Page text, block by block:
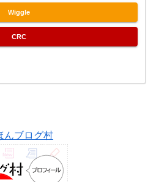
Wiggle
CRC
んブログ村